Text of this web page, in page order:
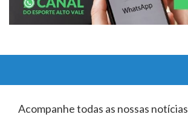
Acompanhe todas as nossas notícias